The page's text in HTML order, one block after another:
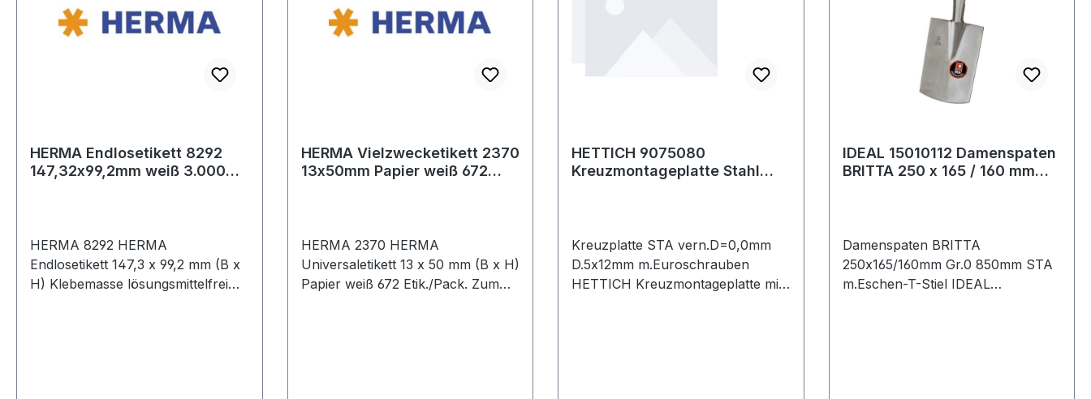
HERMA Endlosetikett 8292
147,32x99,2mm weiß 3.000
HERMA 8292 HERMA
Endlosetikett 147,3 x 99,2 mm (B x
H) Klebemasse lösungsmittelfrei
HERMA Vielzwecketikett 2370
13x50mm Papier weiß 672
HERMA 2370 HERMA
Universaletikett 13 x 50 mm (B x H)
Papier weiß 672 Etik./Pack. Zum
HETTICH 9075080
Kreuzmontageplatte Stahl
Kreuzplatte STA vern.D=0,0mm
D.5x12mm m.Euroschrauben
HETTICH Kreuzmontageplatte mit
IDEAL 15010112 Damenspaten
BRITTA 250 x 165 / 160 mm
Damenspaten BRITTA
250x165/160mm Gr.0 850mm STA
m.Eschen-T-Stiel IDEAL